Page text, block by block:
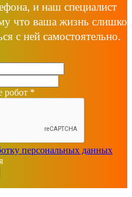
и наш специалист
что ваша жизнь
с ней самостоятельно.
робот *
персональных данных